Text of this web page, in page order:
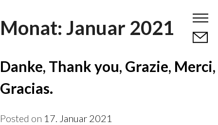
to
content
Monat: Januar 2021
Danke, Thank you, Grazie, Merci,
Gracias.
Posted on 17. Januar 2021